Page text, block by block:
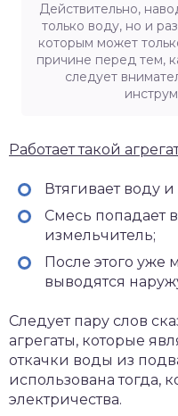
Действительно,
только воду, но и
которым может
причине перед тем,
следует
Работает такой
Втягивает воду
Смесь попадает
измельчитель;
После этого уже
выводятся
Следует пару слов
агрегаты, которые
откачки воды из
использована тогда,
электричества.